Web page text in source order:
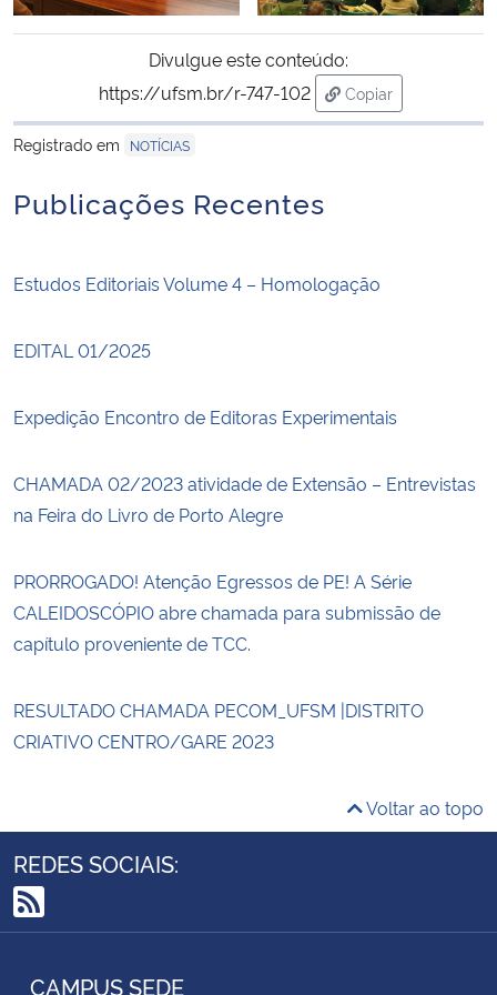
Divulgue este conteúdo:
https://ufsm.br/r-747-102
Copiar
para área de
Registrado em
NOTÍCIAS
Publicações Recentes
Estudos Editoriais Volume 4 – Homologação
EDITAL 01/2025
Expedição Encontro de Editoras Experimentais
CHAMADA 02/2023 atividade de Extensão – Entrevistas
na Feira do Livro de Porto Alegre
PRORROGADO! Atenção Egressos de PE! A Série
CALEIDOSCÓPIO abre chamada para submissão de
capítulo proveniente de TCC.
RESULTADO CHAMADA PECOM_UFSM |DISTRITO
CRIATIVO CENTRO/GARE 2023
Voltar ao topo
REDES SOCIAIS:
RSS
CAMPUS SEDE